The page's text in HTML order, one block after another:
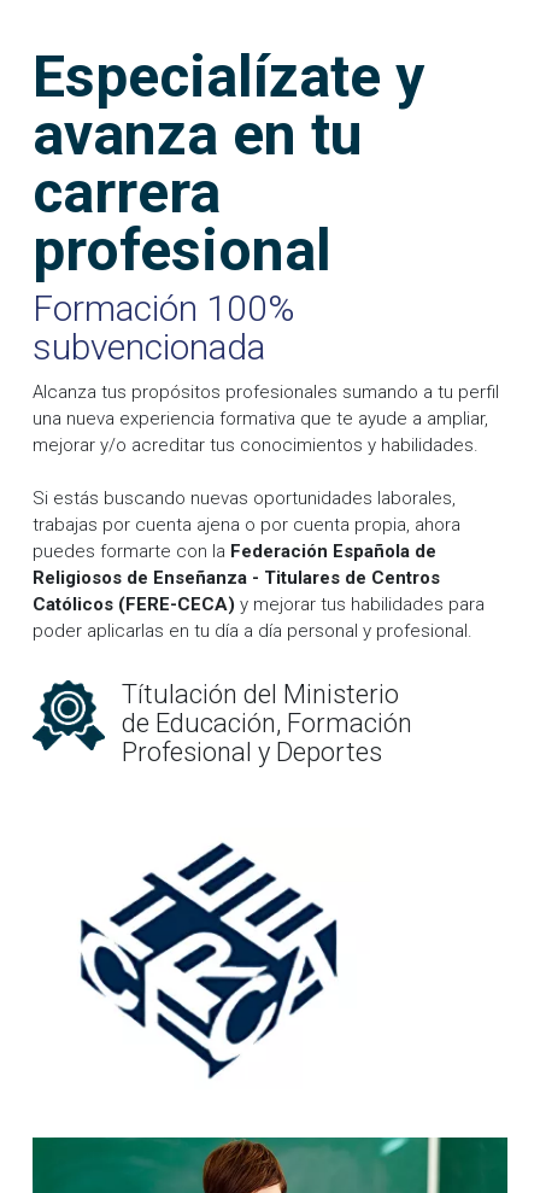
Especialízate y
avanza en tu
carrera
profesional
Formación 100%
subvencionada
Alcanza tus propósitos profesionales sumando a tu perfil
una nueva experiencia formativa que te ayude a ampliar,
mejorar y/o acreditar tus conocimientos y habilidades.
Si estás buscando nuevas oportunidades laborales,
trabajas por cuenta ajena o por cuenta propia, ahora
puedes formarte con la Federación Española de
Religiosos de Enseñanza - Titulares de Centros
Católicos (FERE-CECA) y mejorar tus habilidades para
poder aplicarlas en tu día a día personal y profesional.
Títulación del Ministerio
de Educación, Formación
Profesional y Deportes